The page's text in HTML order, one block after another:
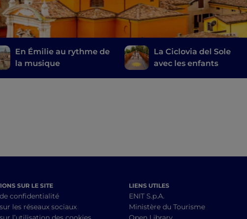
En Émilie au rythme de
la musique
La Ciclovia del Sole
avec les enfants
SUR LE SITE
confidentialité
les réseaux sociaux
LIENS UTILES
ENIT S.p.A.
Ministère du Tourisme